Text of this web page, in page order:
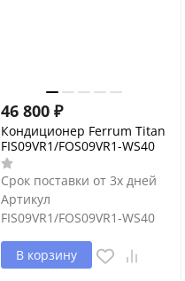
46 800 ₽
Кондиционер Ferrum Titan
FIS09VR1/FOS09VR1-WS40
Срок поставки от 3х дней
Артикул
FIS09VR1/FOS09VR1-WS40
В корзину